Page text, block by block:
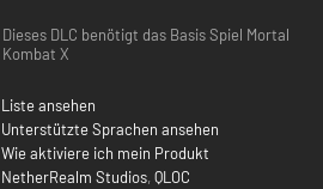
Dieses DLC benötigt das Basis Spiel Mortal
Kombat X
Liste ansehen
Unterstützte Sprachen ansehen
Wie aktiviere ich mein Produkt
NetherRealm Studios, QLOC